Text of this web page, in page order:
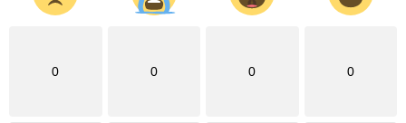
0 0 0 0